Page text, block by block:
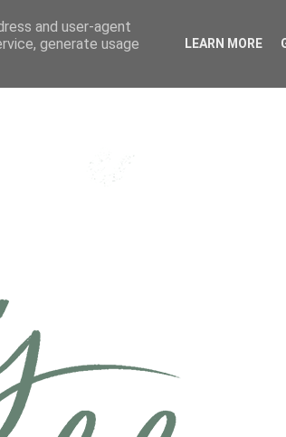
and user-agent
generate usage
LEARN MORE